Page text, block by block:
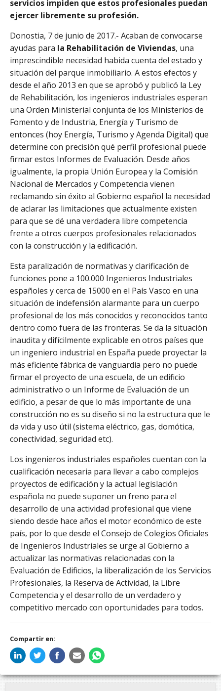
servicios impiden que estos profesionales puedan
ejercer libremente su profesión.
Donostia, 7 de junio de 2017.- Acaban de convocarse
ayudas para la Rehabilitación de Viviendas, una
imprescindible necesidad habida cuenta del estado y
situación del parque inmobiliario. A estos efectos y
desde el año 2013 en que se aprobó y publicó la Ley
de Rehabilitación, los ingenieros industriales esperan
una Orden Ministerial conjunta de los Ministerios de
Fomento y de Industria, Energía y Turismo de
entonces (hoy Energía, Turismo y Agenda Digital) que
determine con precisión qué perfil profesional puede
firmar estos Informes de Evaluación. Desde años
igualmente, la propia Unión Europea y la Comisión
Nacional de Mercados y Competencia vienen
reclamando sin éxito al Gobierno español la necesidad
de aclarar las limitaciones que actualmente existen
para que se dé una verdadera libre competencia
frente a otros cuerpos profesionales relacionados
con la construcción y la edificación.
Esta paralización de normativas y clarificación de
funciones pone a 100.000 Ingenieros Industriales
españoles y cerca de 15000 en el País Vasco en una
situación de indefensión alarmante para un cuerpo
profesional de los más conocidos y reconocidos tanto
dentro como fuera de las fronteras. Se da la situación
inaudita y difícilmente explicable en otros países que
un ingeniero industrial en España puede proyectar la
más eficiente fábrica de vanguardia pero no puede
firmar el proyecto de una escuela, de un edificio
administrativo o un Informe de Evaluación de un
edificio, a pesar de que lo más importante de una
construcción no es su diseño si no la estructura que le
da vida y uso útil (sistema eléctrico, gas, domótica,
conectividad, seguridad etc).
Los ingenieros industriales españoles cuentan con la
cualificación necesaria para llevar a cabo complejos
proyectos de edificación y la actual legislación
española no puede suponer un freno para el
desarrollo de una actividad profesional que viene
siendo desde hace años el motor económico de este
país, por lo que desde el Consejo de Colegios Oficiales
de Ingenieros Industriales se urge al Gobierno a
actualizar las normativas relacionadas con la
Evaluación de Edificios, la liberalización de los Servicios
Profesionales, la Reserva de Actividad, la Libre
Competencia y el desarrollo de un verdadero y
competitivo mercado con oportunidades para todos.
Compartir en: